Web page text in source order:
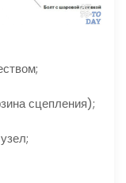
сцепления);